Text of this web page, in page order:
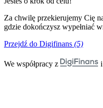
Za chwilę przekierujemy Cię
gdzie dokończysz wypełniać
Przejdź do Digifinans (5)
We współpracy z i